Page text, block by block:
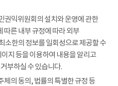
권익위원회의 설치와 운영에 관한
따른 내부 규정에 따라 외부
소한의 정보를 일회성으로 제공할 수
지 등을 이용하여 내용을 알리고
부하실 수 있습니다.
의 동의, 법률의 특별한 규정 등